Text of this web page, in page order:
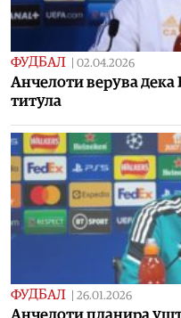
ФУДБАЛ 02.04.2026
Анчелоти верува дека
титула
ФУДБАЛ 26.01.2026